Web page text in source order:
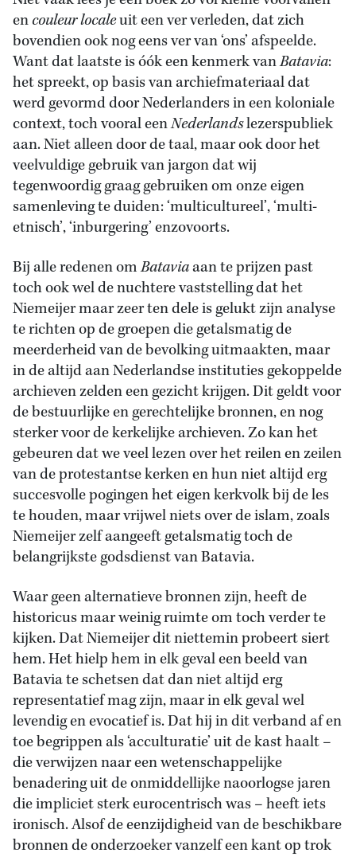
encouleur localeuit een ver verleden, dat zich
bovendien ook nog eens ver van ‘ons’ afspeelde.
Want dat laatste is óók een kenmerk vanBatavia:
het spreekt, op basis van archiefmateriaal dat
werd gevormd door Nederlanders in een koloniale
context, toch vooral eenNederlandslezerspubliek
aan. Niet alleen door de taal, maar ook door het
veelvuldige gebruik van jargon dat wij
tegenwoordig graag gebruiken om onze eigen
samenleving te duiden: ‘multicultureel’, ‘multi-
etnisch’, ‘inburgering’ enzovoorts.
Bij alle redenen omBataviaaan te prijzen past
toch ook wel de nuchtere vaststelling dat het
Niemeijer maar zeer ten dele is gelukt zijn analyse
te richten op de groepen die getalsmatig de
meerderheid van de bevolking uitmaakten, maar
in de altijd aan Nederlandse instituties gekoppelde
archieven zelden een gezicht krijgen. Dit geldt voor
de bestuurlijke en gerechtelijke bronnen, en nog
sterker voor de kerkelijke archieven. Zo kan het
gebeuren dat we veel lezen over het reilen en zeilen
van de protestantse kerken en hun niet altijd erg
succesvolle pogingen het eigen kerkvolk bij de les
te houden, maar vrijwel niets over de islam, zoals
Niemeijer zelf aangeeft getalsmatig toch de
belangrijkste godsdienst van Batavia.
Waar geen alternatieve bronnen zijn, heeft de
historicus maar weinig ruimte om toch verder te
kijken. Dat Niemeijer dit niettemin probeert siert
hem. Het hielp hem in elk geval een beeld van
Batavia te schetsen dat dan niet altijd erg
representatief mag zijn, maar in elk geval wel
levendig en evocatief is. Dat hij in dit verband af en
toe begrippen als ‘acculturatie’ uit de kast haalt –
die verwijzen naar een wetenschappelijke
benadering uit de onmiddellijke naoorlogse jaren
die impliciet sterk eurocentrisch was – heeft iets
ironisch. Alsof de eenzijdigheid van de beschikbare
bronnen de onderzoeker vanzelf een kant op trok